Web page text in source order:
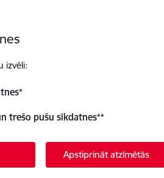
izvēli:
*
trešo pušu sīkdatnes**
Apstiprināt atzīmētās